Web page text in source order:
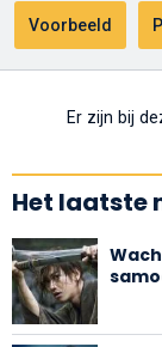
Er zijn bij
Het laatste